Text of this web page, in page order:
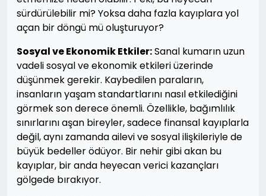
sürdürülebilir mi? Yoksa daha fazla kayıplara yol
açan bir döngü mü oluşturuyor?
Sosyal ve Ekonomik Etkiler:Sanal kumarın uzun
vadeli sosyal ve ekonomik etkileri üzerinde
düşünmek gerekir. Kaybedilen paraların,
insanların yaşam standartlarını nasıl etkilediğini
görmek son derece önemli. Özellikle, bağımlılık
sınırlarını aşan bireyler, sadece finansal kayıplarla
değil, aynı zamanda ailevi ve sosyal ilişkileriyle de
büyük bedeller ödüyor. Bir nehir gibi akan bu
kayıplar, bir anda heyecan verici kazançları
gölgede bırakıyor.